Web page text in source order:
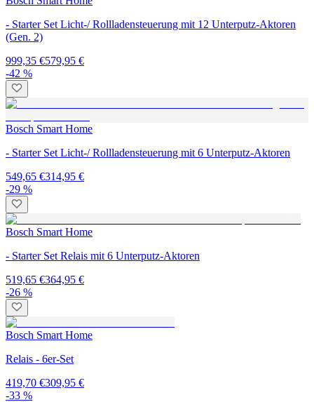
- Starter Set Licht-/ Rollladensteuerung mit 12 Unterputz-Aktoren
(Gen. 2)
999,35 €579,95 €
-42 %
Bosch Smart Home
- Starter Set Licht-/ Rollladensteuerung mit 6 Unterputz-Aktoren
549,65 €314,95 €
-29 %
Bosch Smart Home
- Starter Set Relais mit 6 Unterputz-Aktoren
519,65 €364,95 €
-26 %
Bosch Smart Home
Relais - 6er-Set
419,70 €309,95 €
-33 %